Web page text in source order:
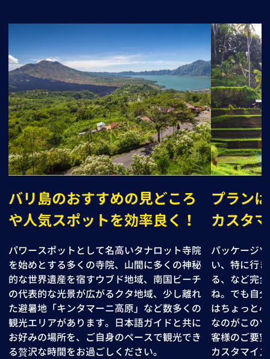
バリ島のおすすめの見どころ
や人気スポットを効率良く！
パワースポットとして名高いタナロット寺院
を始めとする多くの寺院、山間に多くの神秘
的な世界遺産を宿すウブド地域、南国ビーチ
の代表的な光景が広がるクタ地域、少し離れ
た避暑地「キンタマーニ高原」など数多くの
観光エリアがあります。日本語ガイドと共に
お好みの場所を、ご自身のペースで観光でき
る贅沢な時間をお過ごしください。
プラン
カスタ
パッケージ
い、特に行
る、など完
ね。でも自
はちょっと
なのがこの
客様のご要
カスタマイ